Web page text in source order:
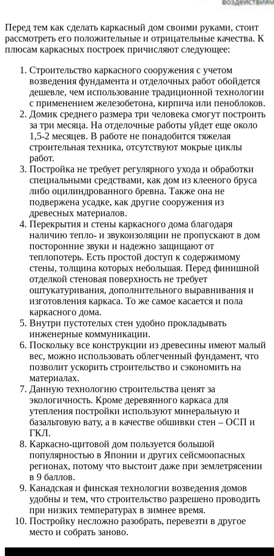
Перед тем как сделать каркасный дом своими руками, стоит
рассмотреть его положительные и отрицательные качества. К
плюсам каркасных построек причисляют следующее:
Строительство каркасного сооружения с учетом
возведения фундамента и отделочных работ обойдется
дешевле, чем использование традиционной технологии
с применением железобетона, кирпича или пеноблоков.
Домик среднего размера три человека смогут построить
за три месяца. На отделочные работы уйдет еще около
1,5-2 месяцев. В работе не понадобится тяжелая
строительная техника, отсутствуют мокрые циклы
работ.
Постройка не требует регулярного ухода и обработки
специальными средствами, как дом из клееного бруса
либо оцилиндрованного бревна. Также она не
подвержена усадке, как другие сооружения из
древесных материалов.
Перекрытия и стены каркасного дома благодаря
наличию тепло- и звукоизоляции не пропускают в дом
посторонние звуки и надежно защищают от
теплопотерь. Есть простой доступ к содержимому
стены, толщина которых небольшая. Перед финишной
отделкой стеновая поверхность не требует
оштукатуривания, дополнительного выравнивания и
изготовления каркаса. То же самое касается и пола
каркасного дома.
Внутри пустотелых стен удобно прокладывать
инженерные коммуникации.
Поскольку все конструкции из древесины имеют малый
вес, можно использовать облегченный фундамент, что
позволит ускорить строительство и сэкономить на
материалах.
Данную технологию строительства ценят за
экологичность. Кроме деревянного каркаса для
утепления постройки используют минеральную и
базальтовую вату, а в качестве обшивки стен – ОСП и
ГКЛ.
Каркасно-щитовой дом пользуется большой
популярностью в Японии и других сейсмоопасных
регионах, потому что выстоит даже при землетрясении
в 9 баллов.
Канадская и финская технологии возведения домов
удобны и тем, что строительство разрешено проводить
при низких температурах в зимнее время.
Постройку несложно разобрать, перевезти в другое
место и собрать заново.